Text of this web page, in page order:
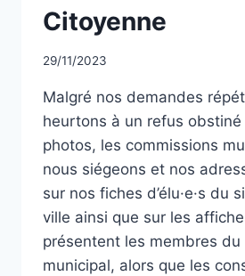
Citoyenne
Par
29/11/2023
Malgré nos demandes
heurtons à un refus
photos, les commissions
nous siégeons et nos
sur nos fiches d’élu·e·s du
ville ainsi que sur les
présentent les membres du
municipal, alors que les